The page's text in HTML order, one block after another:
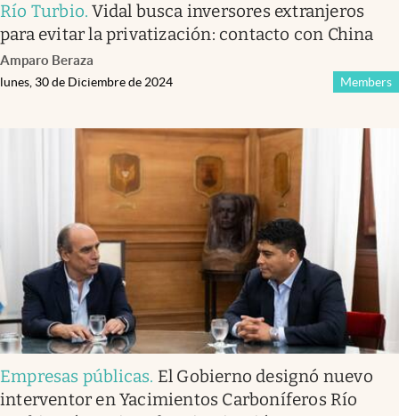
Río Turbio.Vidal busca inversores extranjeros
para evitar la privatización: contacto con China
Amparo Beraza
Members
lunes, 30 de Diciembre de 2024
Empresas públicas. El Gobierno designó nuevo
interventor en Yacimientos Carboníferos Río